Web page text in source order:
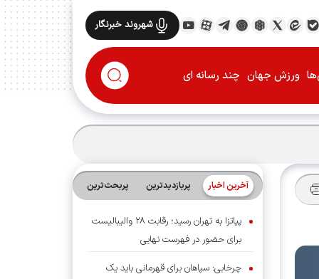
شهروند خبرنگار
ورزش جهان چند رسانه ای
آخرین اخبار پربازدیدترین پربحث‌ترین‌
پیاتزا به تهران رسید؛ رقابت ۲۸ والیبالیست
برای حضور در فهرست نهایی
چرخابی: سپاهان برای قهرمانی باید یک